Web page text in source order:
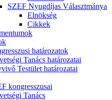
SZEF Nyugdíjas Választmánya
Elnökség
Cikkek
határozatok
Tanács határozatai
Testület határozatai
kongresszusai
Tanács